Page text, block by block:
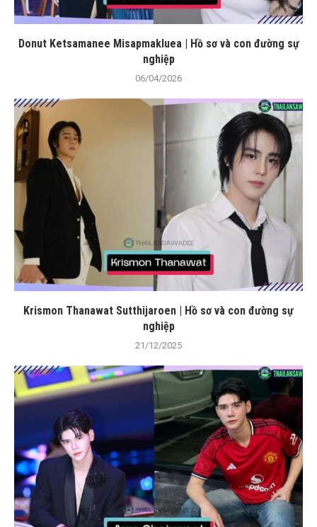
Donut Ketsamanee Misapmakluea | Hồ sơ và con đường sự
nghiệp
06/04/2026
Krismon Thanawat Sutthijaroen | Hồ sơ và con đường sự
nghiệp
21/12/2025